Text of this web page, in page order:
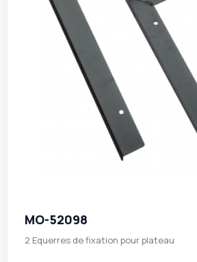
MO-52098
2 Equerres de fixation pour plateau